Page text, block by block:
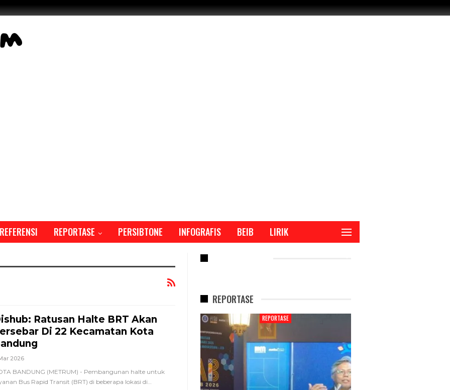
REFERENSI REPORTASE PERSIBTONE INFOGRAFIS BEIB LIRIK
Ratusan Halte BRT Akan
Di 22 Kecamatan Kota
2026
BANDUNG (METRUM) - Pembangunan halte untuk
Bus Rapid Transit (BRT) di beberapa lokasi di
REPORTASE
REPORTASE REPORTASE